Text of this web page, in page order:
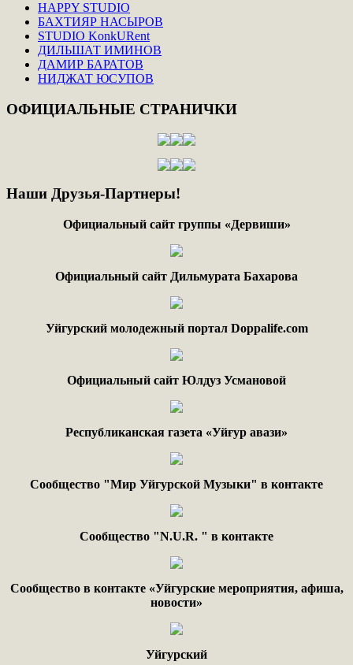
HAPPY STUDIO
БАХТИЯР НАСЫРОВ
STUDIO KonkURent
ДИЛЬШАТ ИМИНОВ
ДАМИР БАРАТОВ
НИДЖАТ ЮСУПОВ
ОФИЦИАЛЬНЫЕ СТРАНИЧКИ
Наши Друзья-Партнеры!
Официальный сайт группы «Дервиши»
Официальный сайт Дильмурата Бахарова
Уйгурский молодежный портал Doppalife.com
Официальный сайт Юлдуз Усмановой
Республиканская газета «Уйғур авази»
Сообщество "Мир Уйгурской Музыки" в контакте
Сообщество "N.U.R. " в контакте
Сообщество в контакте «Уйгурские мероприятия, афиша,
новости»
Уйгурский